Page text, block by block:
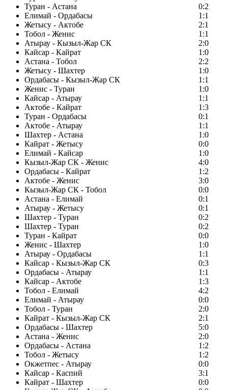
Туран - Астана
0:2
Елимай - Ордабасы
1:1
Жетысу - Актобе
2:1
Тобол - Женис
1:1
Атырау - Кызыл-Жар СК
2:0
Кайсар - Кайрат
1:0
Астана - Тобол
2:2
Жетысу - Шахтер
1:0
Ордабасы - Кызыл-Жар СК
1:1
Женис - Туран
1:0
Кайсар - Атырау
1:1
Актобе - Кайрат
1:3
Туран - Ордабасы
0:1
Актобе - Атырау
1:1
Шахтер - Астана
1:0
Кайрат - Жетысу
0:0
Елимай - Кайсар
1:0
Кызыл-Жар СК - Женис
4:0
Ордабасы - Кайрат
1:2
Актобе - Женис
3:0
Кызыл-Жар СК - Тобол
0:0
Астана - Елимай
0:1
Атырау - Жетысу
0:1
Шахтер - Туран
0:2
Шахтер - Туран
0:2
Туран - Кайрат
0:0
Женис - Шахтер
1:0
Атырау - Ордабасы
1:1
Кайсар - Кызыл-Жар СК
0:3
Ордабасы - Атырау
1:1
Кайсар - Актобе
1:3
Тобол - Елимай
4:2
Елимай - Атырау
0:0
Тобол - Туран
2:0
Кайрат - Кызыл-Жар СК
2:1
Ордабасы - Шахтер
5:0
Астана - Женис
2:0
Ордабасы - Астана
1:2
Тобол - Жетысу
1:2
Окжетпес - Атырау
0:0
Кайсар - Каспий
3:1
Кайрат - Шахтер
0:0